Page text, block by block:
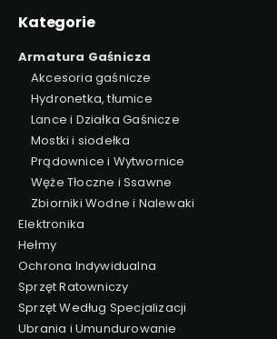
Kategorie
Armatura Gaśnicza
Akcesoria gaśnicze
Hydronetka, tłumice
Lance i Działka Gaśnicze
Mostki i siodełka
Prądownice i Wytwornice
Węże Tłoczne i Ssawne
Zbiorniki Wodne i Nalewaki
Elektronika
Hełmy
Ochrona Indywidualna
Sprzęt Ratowniczy
Sprzęt Według Specjalizacji
Ubrania i Umundurowanie